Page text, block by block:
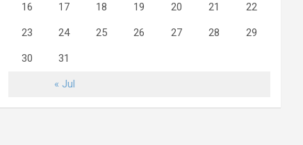
« Jul
16 17 18 19 20 21 22
23 24 25 26 27 28 29
30 31